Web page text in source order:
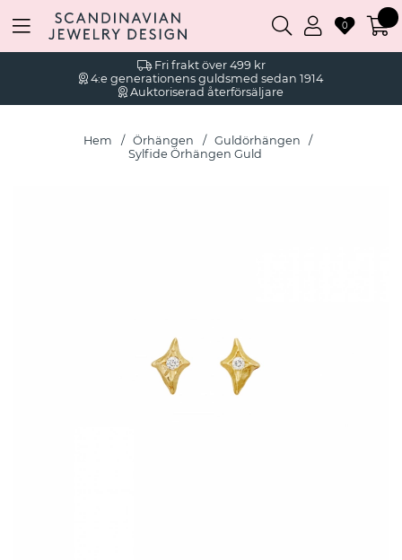
Fri frakt över 499 kr
4:e generationens guldsmed sedan 1914
Auktoriserad återförsäljare
0
Hem Örhängen
Guldörhängen
Sylfide Örhängen Guld